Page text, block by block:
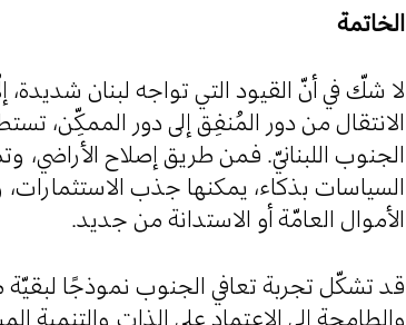
الخاتمة
لا شكّ في أنّ القيود التي تواجه لبنان
الانتقال من دور المُنفِق إلى دور الممكِّن،
الجنوب اللبنانيّ. فمن طريق إصلاح الأراضي،
السياسات بذكاء، يمكنها جذب
الأموال العامّة أو الاستدانة من جديد.
قد تشكّل تجربة تعافي الجنوب نموذجًا لبقيّة